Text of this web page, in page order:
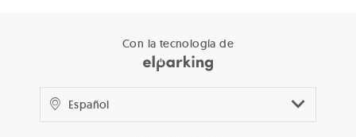
Con la tecnología de